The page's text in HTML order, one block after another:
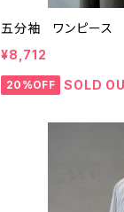
五分袖 ワンピース
¥8,712
20%OFF SOLD